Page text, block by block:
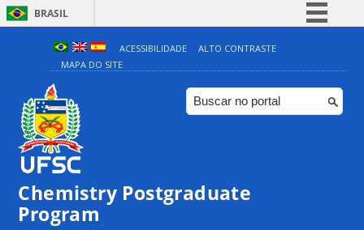
BRASIL
Simplifique!
Comunica BR
Participe
ACESSIBILIDADE
ALTO CONTRASTE
MAPA DO SITE
Chemistry Postgraduate
Program